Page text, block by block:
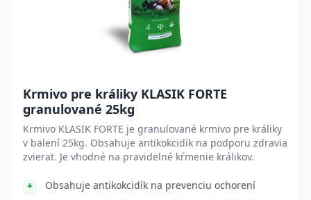
Krmivo pre králiky KLASIK FORTE
granulované 25kg
Krmivo KLASIK FORTE je granulované krmivo pre králiky
v balení 25kg. Obsahuje antikokcidík na podporu zdravia
zvierat. Je vhodné na pravidelné kŕmenie králikov.
Obsahuje antikokcidík na prevenciu ochorení